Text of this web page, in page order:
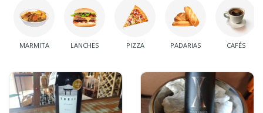
MARMITA LANCHES PIZZA PADARIAS CAFÉS